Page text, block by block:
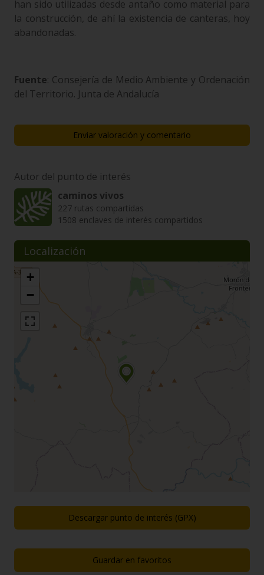
han sido utilizadas desde antaño como material para
la construcción, de ahí la existencia de canteras, hoy
abandonadas.
Fuente: Consejería de Medio Ambiente y Ordenación
del Territorio. Junta de Andalucía
Enviar valoración y comentario
Autor del punto de interés
caminos vivos
227 rutas compartidas
1508 enclaves de interés compartidos
Localización
+
−
Descargar punto de interés (GPX)
Guardar en favoritos